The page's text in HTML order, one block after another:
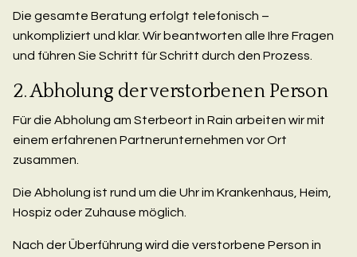
Die gesamte Beratung erfolgt telefonisch –
unkompliziert und klar. Wir beantworten alle Ihre Fragen
und führen Sie Schritt für Schritt durch den Prozess.
2. Abholung der verstorbenen Person
Für die Abholung am Sterbeort in Rain arbeiten wir mit
einem erfahrenen Partnerunternehmen vor Ort
zusammen.
Die Abholung ist rund um die Uhr im Krankenhaus, Heim,
Hospiz oder Zuhause möglich.
Nach der Überführung wird die verstorbene Person in